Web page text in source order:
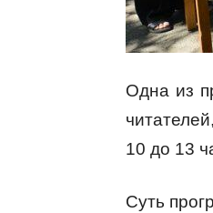
Одна из
10 до 13
Суть